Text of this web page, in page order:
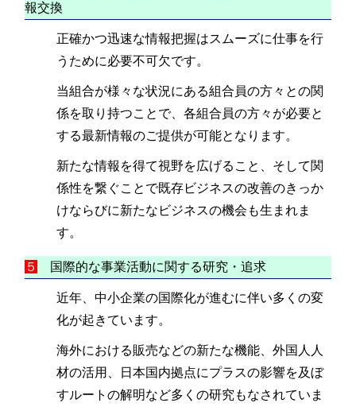
報交換
正確かつ迅速な情報把握はスムーズに仕事を行
うために必要不可欠です。
当組合が様々な状況にある組合員の方々との関
係を取り持つことで、各組合員の方々が必要と
する最新情報のご提供が可能となります。
新たな情報を得て視野を広げること、そして関
係性を繋ぐことで既存ビジネスの改善のきっか
けならびに新たなビジネスの機会も生まれま
す。
５ 国際的な事業活動に関する研究・追求
近年、中小企業の国際化が進むに伴い多くの変
化が起きています。
海外における販売などの新たな機能、外国人人
材の活用、日本国内拠点にプラスの影響を及ぼ
すルートの解明など多くの研究もなされていま